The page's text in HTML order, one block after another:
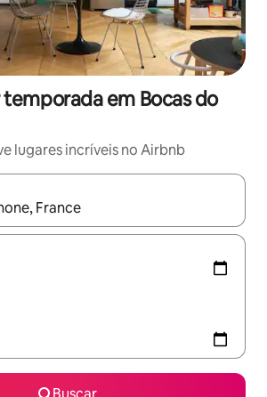
em Bocas do
lugares incríveis no Airbnb
estiverem disponíveis, explore-os